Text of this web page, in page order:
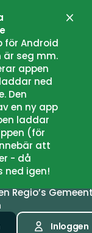
för Android
seg mm.
appen
ned
Den
en ny app
laddar
(för
att
- då
ned igen!
Regio’s
Inloggen